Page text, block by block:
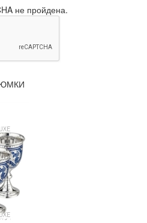
не пройдена.